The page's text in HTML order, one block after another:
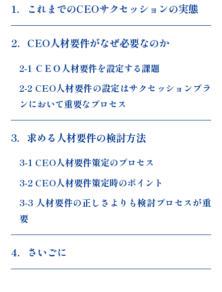
1．これまでのCEOサクセッションの実態
2．CEO人材要件がなぜ必要なのか
2-1 ＣＥＯ人材要件を設定する課題
2-2 CEO人材要件の設定はサクセッションプラ
ンにおいて重要なプロセス
3．求める人材要件の検討方法
3-1 CEO人材要件策定のプロセス
3-2 CEO人材要件策定時のポイント
3-3 人材要件の正しさよりも検討プロセスが重
要
4．さいごに